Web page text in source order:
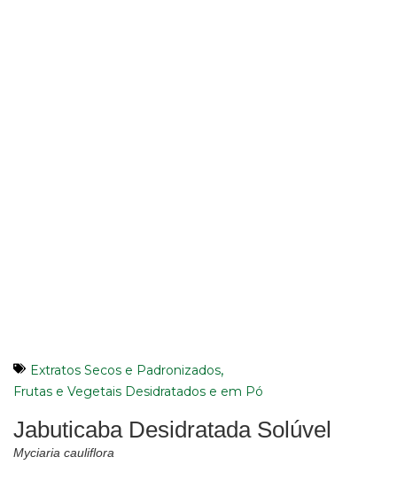
Extratos Secos e Padronizados,
Frutas e Vegetais Desidratados e em Pó
Jabuticaba Desidratada Solúvel
Myciaria cauliflora